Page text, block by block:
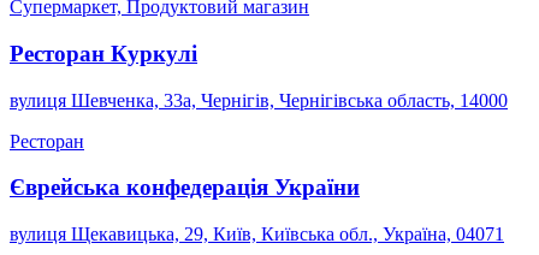
Супермаркет, Продуктовий магазин
Ресторан Куркулі
вулиця Шевченка, 33а, Чернігів, Чернігівська область, 14000
Ресторан
Єврейська конфедерація України
вулиця Щекавицька, 29, Київ, Київська обл., Україна, 04071